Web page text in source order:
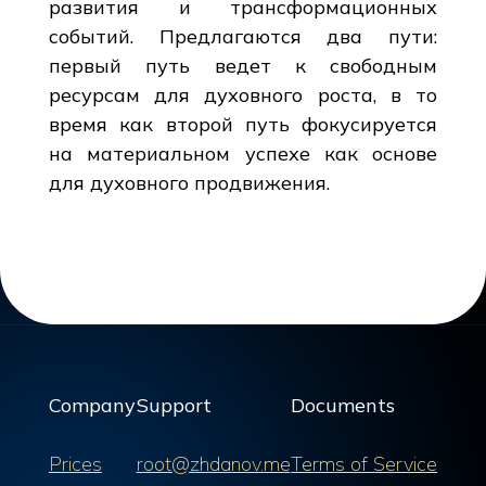
развития и трансформационных
событий. Предлагаются два пути:
первый путь ведет к свободным
ресурсам для духовного роста, в то
время как второй путь фокусируется
на материальном успехе как основе
для духовного продвижения.
Company
Prices
Support
root@zhdanov.me
Documents
Terms of Service